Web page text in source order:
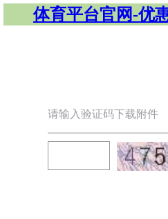
体育平台官网-优
请输入验证码下载附件